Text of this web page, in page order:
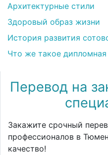
Архитектурные стили
Здоровый образ жизни
История развития
Что же такое
Перевод на
Закажите срочный
профессионалов в
качество!